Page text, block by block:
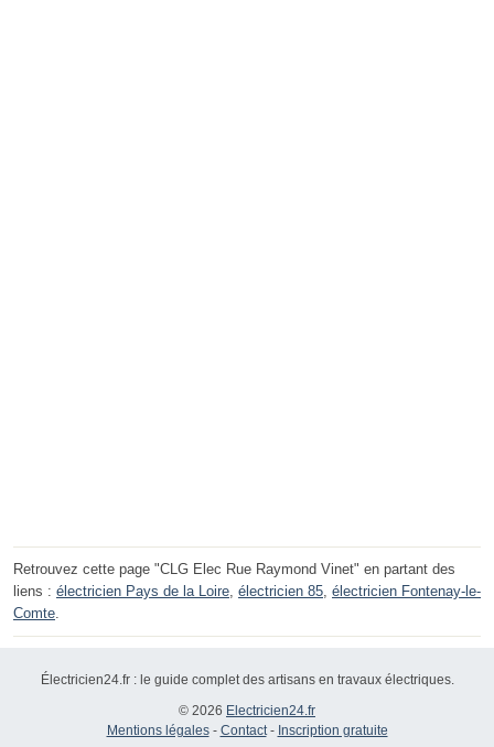
Retrouvez cette page "CLG Elec Rue Raymond Vinet" en partant des
liens : électricien Pays de la Loire électricien 85 électricien Fontenay-le-
Comte
Électricien24.fr : le guide complet des artisans en travaux électriques.
© 2026 Electricien24.fr
Mentions légales- Contact- Inscription gratuite